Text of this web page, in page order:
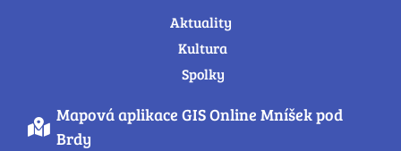
Aktuality
Kultura
Spolky
Mapová aplikace GIS Online Mníšek pod
Brdy